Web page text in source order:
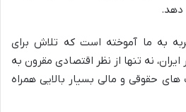
دهد.
به ما آموخته است که تلاش برای
نه تنها از نظر اقتصادی مقرون به
حقوقی و مالی بسیار بالایی همراه